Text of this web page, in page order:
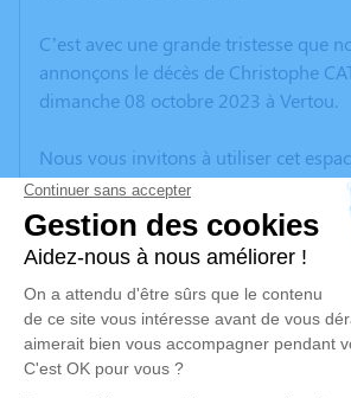
C’est avec une grande tristesse que
annonçons le décès de Christophe
dimanche 08 octobre 2023 à Vertou.
Nous vous invitons à utiliser cet
vos condoléances, partager des
anecdote ou exprimer vos pensées à
poèmes ou des textes. Cet endroit est
d'expression dédié à honorer la
Christophe CATIN.
Un service de plantation d’arbre
disponible ici